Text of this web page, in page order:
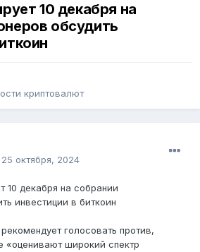
10 декабря на
обсудить
криптовалют
25 октября, 2024
10 декабря на собрании
инвестиции в биткоин
голосовать против,
«оценивают широкий спектр